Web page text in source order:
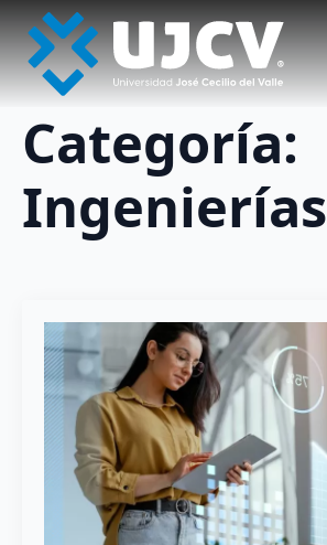
Categoría:
Ingenierías